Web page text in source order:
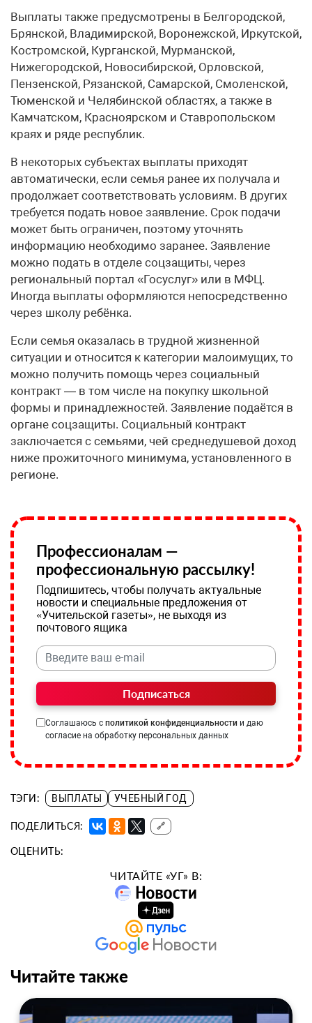
Выплаты также предусмотрены в Белгородской,
Брянской, Владимирской, Воронежской, Иркутской,
Костромской, Курганской, Мурманской,
Нижегородской, Новосибирской, Орловской,
Пензенской, Рязанской, Самарской, Смоленской,
Тюменской и Челябинской областях, а также в
Камчатском, Красноярском и Ставропольском
краях и ряде республик.
В некоторых субъектах выплаты приходят
автоматически, если семья ранее их получала и
продолжает соответствовать условиям. В других
требуется подать новое заявление. Срок подачи
может быть ограничен, поэтому уточнять
информацию необходимо заранее. Заявление
можно подать в отделе соцзащиты, через
региональный портал «Госуслуг» или в МФЦ.
Иногда выплаты оформляются непосредственно
через школу ребёнка.
Если семья оказалась в трудной жизненной
ситуации и относится к категории малоимущих, то
можно получить помощь через социальный
контракт — в том числе на покупку школьной
формы и принадлежностей. Заявление подаётся в
органе соцзащиты. Социальный контракт
заключается с семьями, чей среднедушевой доход
ниже прожиточного минимума, установленного в
регионе.
Профессионалам —
профессиональную рассылку!
Подпишитесь, чтобы получать актуальные
новости и специальные предложения от
«Учительской газеты», не выходя из
почтового ящика
Подписаться
Соглашаюсь с политикой конфиденциальности и даю
согласие на обработку персональных данных
ТЭГИ: ВЫПЛАТЫ УЧЕБНЫЙ ГОД
ПОДЕЛИТЬСЯ: 🔗
ОЦЕНИТЬ:
ЧИТАЙТЕ «УГ» В:
Читайте также